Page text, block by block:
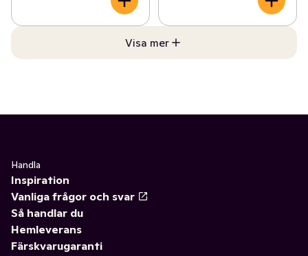
Visa mer
Handla
Inspiration
Vanliga frågor och svar
Så handlar du
Hemleverans
Färskvarugaranti